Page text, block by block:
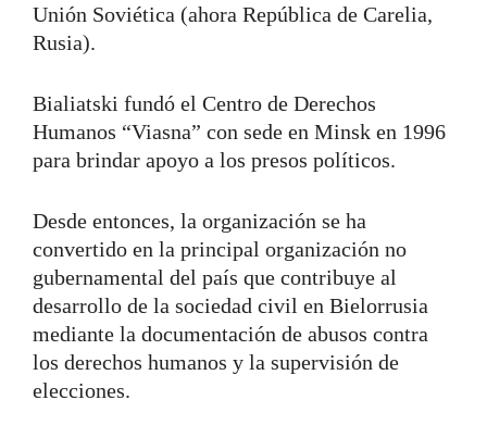
Unión Soviética (ahora República de Carelia,
Rusia).
Bialiatski fundó el Centro de Derechos
Humanos “Viasna” con sede en Minsk en 1996
para brindar apoyo a los presos políticos.
Desde entonces, la organización se ha
convertido en la principal organización no
gubernamental del país que contribuye al
desarrollo de la sociedad civil en Bielorrusia
mediante la documentación de abusos contra
los derechos humanos y la supervisión de
elecciones.